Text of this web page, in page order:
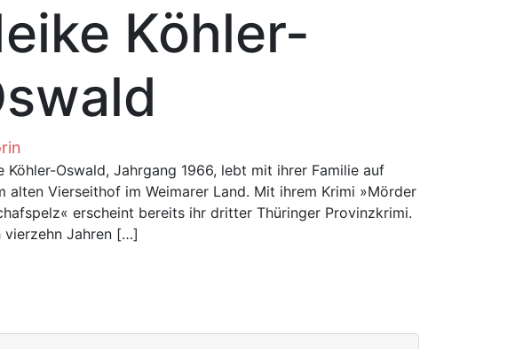
Köhler-
Köhler-Oswald, Jahrgang 1966, lebt mit ihrer Familie auf
alten Vierseithof im Weimarer Land. Mit ihrem Krimi »Mörder
erscheint bereits ihr dritter Thüringer Provinzkrimi.
vierzehn Jahren […]